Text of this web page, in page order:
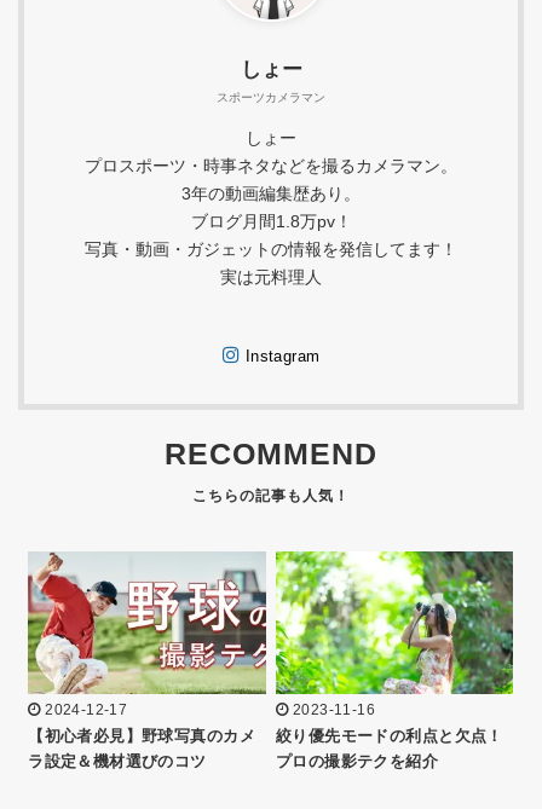
しょー
スポーツカメラマン
しょー
プロスポーツ・時事ネタなどを撮るカメラマン。
3年の動画編集歴あり。
ブログ月間1.8万pv！
写真・動画・ガジェットの情報を発信してます！
実は元料理人
Instagram
RECOMMEND
2024-12-17
【初心者必見】野球写真のカメ
ラ設定＆機材選びのコツ
2023-11-16
絞り優先モードの利点と欠点！
プロの撮影テクを紹介